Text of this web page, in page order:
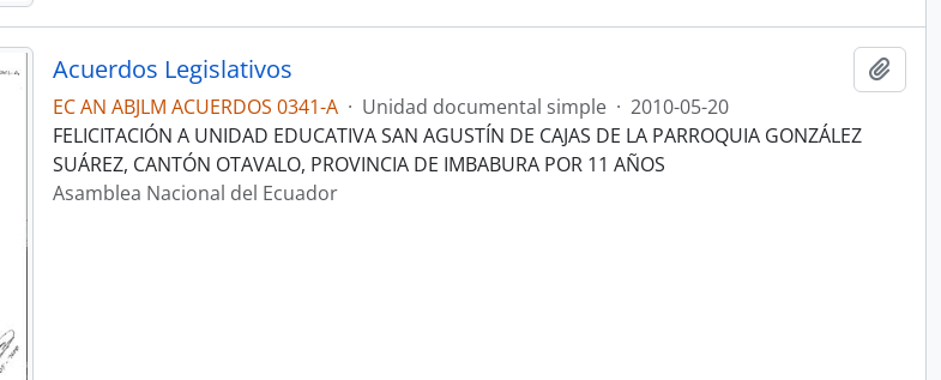
Acuerdos Legislativos
EC AN ABJLM ACUERDOS 0341-A · Unidad documental simple · 2010-05-20
FELICITACIÓN A UNIDAD EDUCATIVA SAN AGUSTÍN DE CAJAS DE LA PARROQUIA GONZÁLEZ
SUÁREZ, CANTÓN OTAVALO, PROVINCIA DE IMBABURA POR 11 AÑOS
Asamblea Nacional del Ecuador